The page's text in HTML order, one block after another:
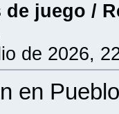
de juego /
de 2026,
en